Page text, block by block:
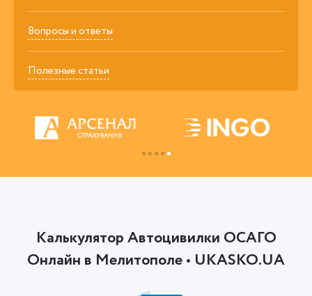
Вопросы и ответы
Полезные статьи
Калькулятор Автоцивилки ОСАГО
Онлайн в Мелитополе • UKASKO.UA